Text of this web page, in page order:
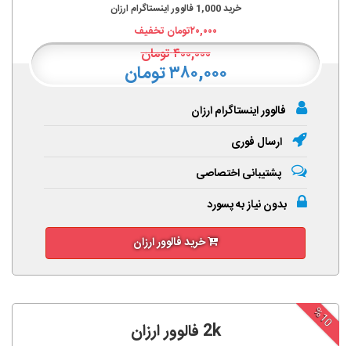
خرید1,000 فالوور اینستاگرام ارزان
۲۰,۰۰۰تومان تخفیف
۴۰۰,۰۰۰تومان
۳۸۰,۰۰۰ تومان
فالوور اینستاگرام ارزان
ارسال فوری
پشتیبانی اختصاصی
بدون نیاز به پسورد
خرید فالوور ارزان
%10
2k فالوور ارزان